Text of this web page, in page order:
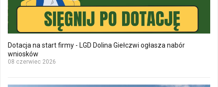
Dotacja na start firmy - LGD Dolina Giełczwi ogłasza nabór
wniosków
08 czerwiec 2026